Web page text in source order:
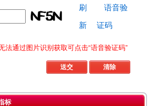
刷
新
语音验
证码
法通过图片识别获取可点击“语音验证码”
标